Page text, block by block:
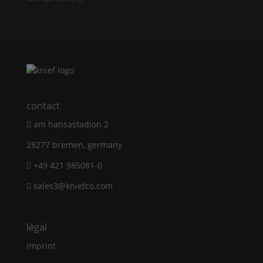
contact
am hansastadion 2
28277 bremen, germany
+49 421 985081-0
sales3@kniefco.com
légal
imprint